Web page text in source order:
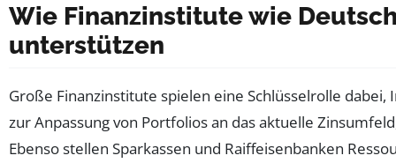
Wie Finanzinstitute wie
unterstützen
Große Finanzinstitute spielen eine Schlüsselrolle
zur Anpassung von Portfolios an das aktuelle
Ebenso stellen Sparkassen und Raiffeisenbanken